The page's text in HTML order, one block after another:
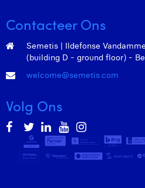
Contacteer Ons
Semetis | Ildefonse
(building D - ground floor) -
welcome@semetis.com
Volg Ons